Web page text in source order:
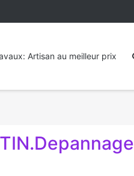
Artisan au meilleur prix